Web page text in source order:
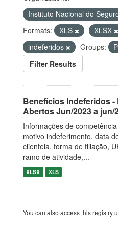
Instituto Nacional do
Formats:
XLS XLSX
indeferidos
Groups:
Filter Results
Benefícios Indeferidos -
Abertos Jun/2023 a jun/
Informações de
motivo indeferimento, data
clientela, forma de filiação,
ramo de atividade,...
XLSX XLS
You can also access this registry